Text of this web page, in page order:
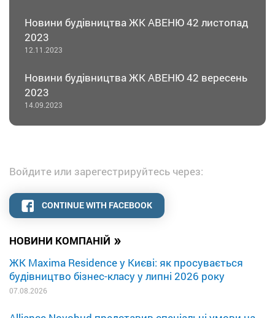
НОВИНИ КОМПАНІЙ »
ЖК Maxima Residence у Києві: як просувається
будівництво бізнес-класу у липні 2026 року
07.08.2026
Новини будівництва ЖК АВЕНЮ 42 листопад
2023
12.11.2023
Новини будівництва ЖК АВЕНЮ 42 вересень
2023
14.09.2023
Войдите или зарегестрируйтесь через:
CONTINUE WITH FACEBOOK